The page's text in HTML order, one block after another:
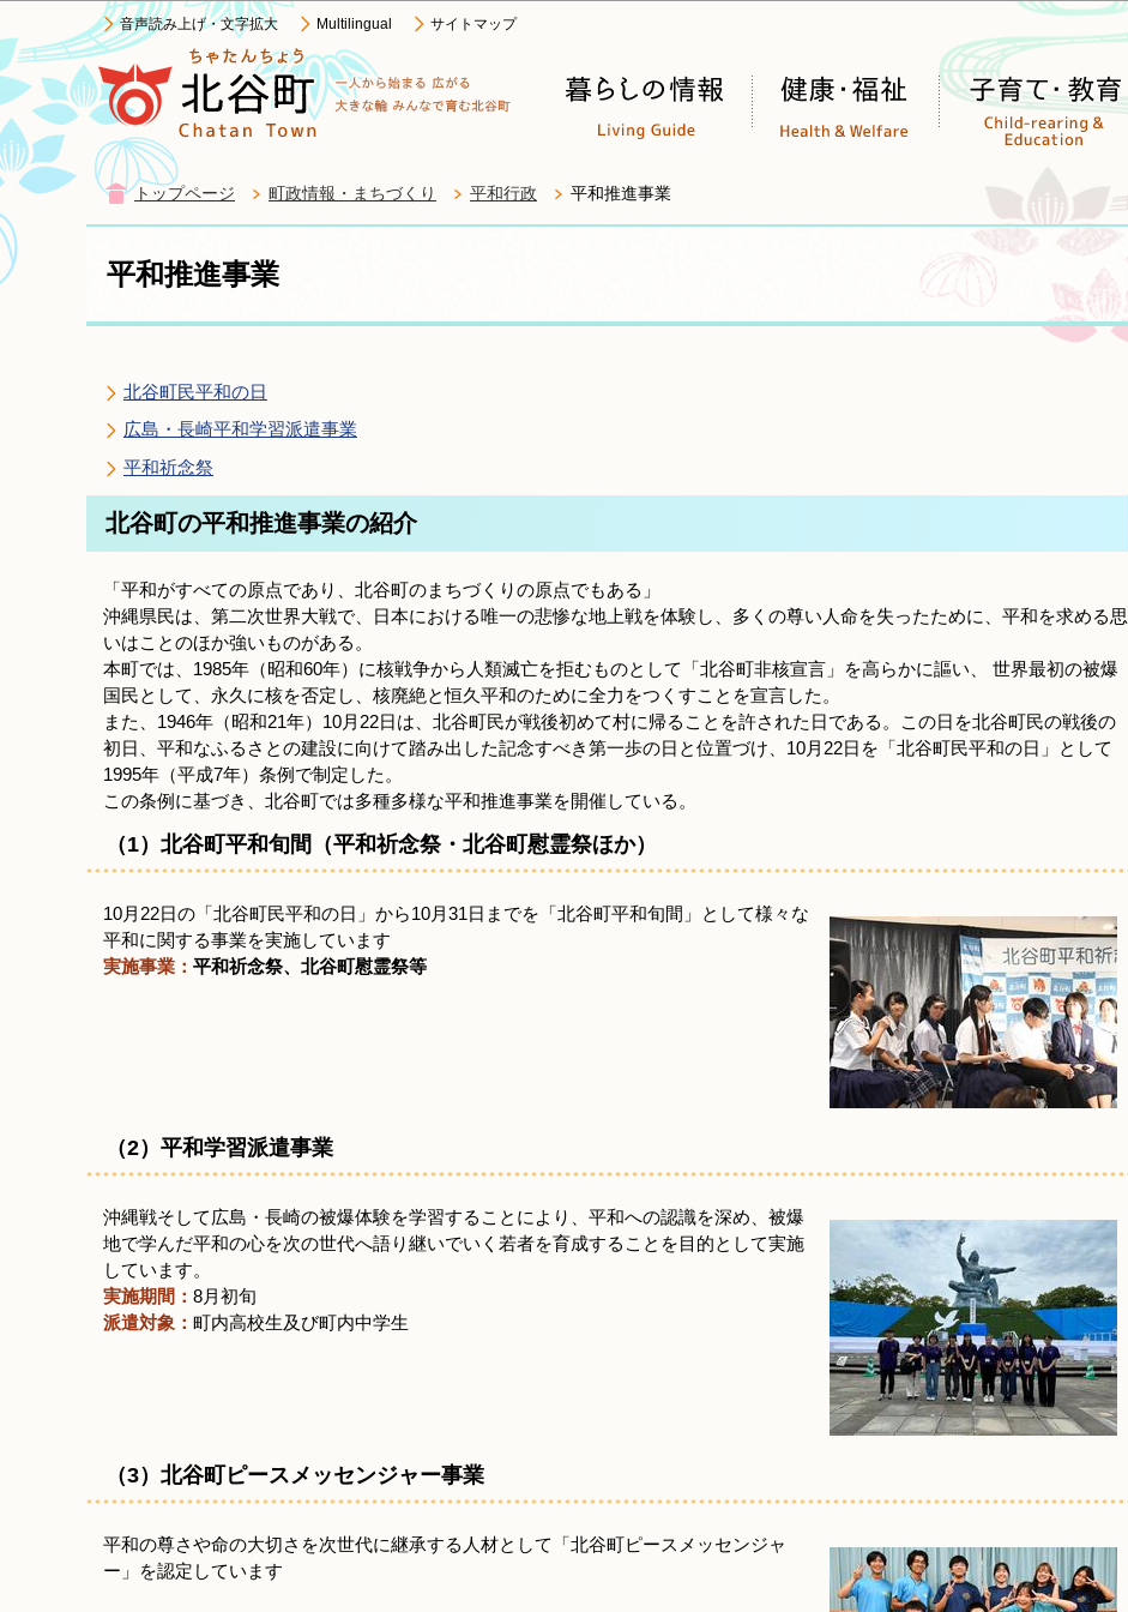
音声読み上げ・文字拡大 Multilingual サイトマップ
トップページ 町政情報・まちづくり 平和行政 平和推進事業
平和推進事業
北谷町民平和の日
広島・長崎平和学習派遣事業
平和祈念祭
北谷町の平和推進事業の紹介
「平和がすべての原点であり、北谷町のまちづくりの原点でもある」
沖縄県民は、第二次世界大戦で、日本における唯一の悲惨な地上戦を体験し、多くの尊い人命を失ったために、平和を求める思
いはことのほか強いものがある。
本町では、1985年（昭和60年）に核戦争から人類滅亡を拒むものとして「北谷町非核宣言」を高らかに謳い、 世界最初の被爆
国民として、永久に核を否定し、核廃絶と恒久平和のために全力をつくすことを宣言した。
また、1946年（昭和21年）10月22日は、北谷町民が戦後初めて村に帰ることを許された日である。この日を北谷町民の戦後の
初日、平和なふるさとの建設に向けて踏み出した記念すべき第一歩の日と位置づけ、10月22日を「北谷町民平和の日」として
1995年（平成7年）条例で制定した。
この条例に基づき、北谷町では多種多様な平和推進事業を開催している。
（1）北谷町平和旬間（平和祈念祭・北谷町慰霊祭ほか）
10月22日の「北谷町民平和の日」から10月31日までを「北谷町平和旬間」として様々な
平和に関する事業を実施しています
実施事業： 平和祈念祭、北谷町慰霊祭等
（2）平和学習派遣事業
沖縄戦そして広島・長崎の被爆体験を学習することにより、平和への認識を深め、被爆
地で学んだ平和の心を次の世代へ語り継いでいく若者を育成することを目的として実施
しています。
実施期間： 8月初旬
派遣対象： 町内高校生及び町内中学生
（3）北谷町ピースメッセンジャー事業
平和の尊さや命の大切さを次世代に継承する人材として「北谷町ピースメッセンジャ
ー」を認定しています